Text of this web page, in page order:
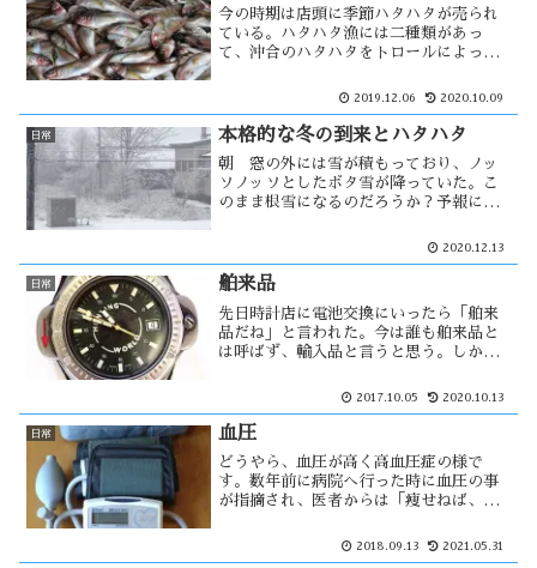
今の時期は店頭に季節ハタハタが売られ
ている。ハタハタ漁には二種類があっ
て、沖合のハタハタをトロールによって
ハタハタを獲る季節ハタハタ漁がある。
り豊漁を思わせている。しかし男鹿地区
では・・
2019.12.06 2020.10.09
日常 本格的な冬の到来とハタハタ
朝 窓の外には雪が積もっており、ノッ
ソノッソとしたボタ雪が降っていた。こ
のまま根雪になるのだろうか？予報によ
的な冬の到来を感じる。今の時期、秋田
のハタハタ漁が不漁で、今後寒気が入り
込む事によって・・
2020.12.13
日常 舶来品
先日時計店に電池交換にいったら「舶来
品だね」と言われた。今は誰も舶来品と
は呼ばず、輸入品と言うと思う。しか
くらご年配の方でも、中国製を舶来品と
が喜ばれた。それほど輸入品には憧れ
2017.10.05 2020.10.13
日常 血圧
どうやら、血圧が高く高血圧症の様で
す。数年前に病院へ行った時に血圧の事
が指摘され、医者からは「痩せねば、あ
れなかったので、何も対策をせず今日に
2018.09.13 2021.05.31